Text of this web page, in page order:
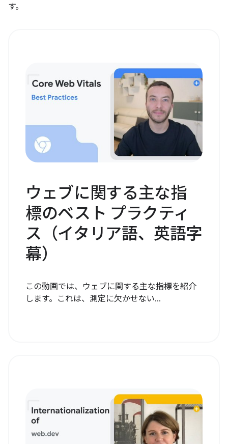
す。
ウェブに関する主な指
標のベスト プラクティ
ス（イタリア語、英語字
幕）
この動画では、ウェブに関する主な指標を紹介
します。これは、測定に欠かせない...